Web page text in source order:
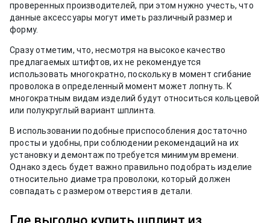
проверенных производителей, при этом нужно учесть, что
данные аксессуары могут иметь различный размер и
форму.
Сразу отметим, что, несмотря на высокое качество
предлагаемых штифтов, их не рекомендуется
использовать многократно, поскольку в момент сгибание
проволока в определенный момент может лопнуть. К
многократным видам изделий будут относиться кольцевой
или полукруглый вариант шплинта.
В использовании подобные приспособления достаточно
просты и удобны, при соблюдении рекомендаций на их
установку и демонтаж потребуется минимум времени.
Однако здесь будет важно правильно подобрать изделие
относительно диаметра проволоки, который должен
совпадать с размером отверстия в детали.